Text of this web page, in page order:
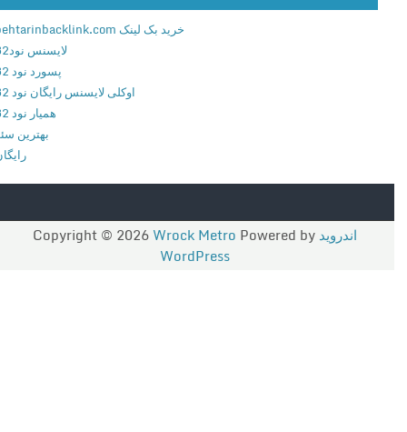
ب
ر
ا
د
خرید بک لینک behtarinbacklink.com
لایسنس نود32
پسورد نود 32
اوکلی لایسنس رایگان نود 32
همیار نود 32
بهترین سئو
رایگان
اندرویدCopyright © 2026
Wrock MetroPowered by
WordPress